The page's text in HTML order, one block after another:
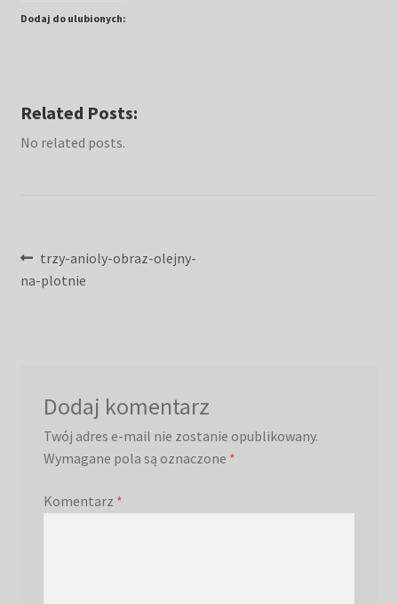
Dodaj do ulubionych:
Related Posts:
No related posts.
Nawigacja
wpisu
Poprzedni
wpis:
trzy-anioly-obraz-olejny-
na-plotnie
Dodaj komentarz
Twój adres e-mail nie zostanie opublikowany.
Wymagane pola są oznaczone *
Komentarz *